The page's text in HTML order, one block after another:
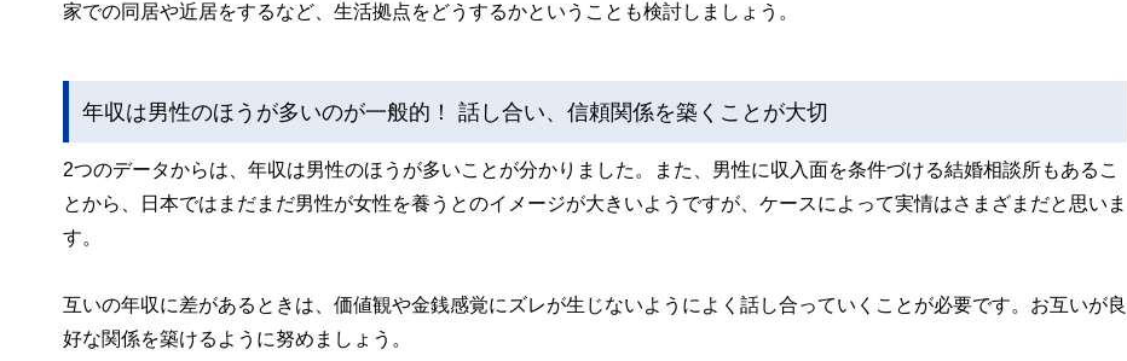
家での同居や近居をするなど、生活拠点をどうするかということも検討しましょう。
年収は男性のほうが多いのが一般的！ 話し合い、信頼関係を築くことが大切
2つのデータからは、年収は男性のほうが多いことが分かりました。また、男性に収入面を条件づける結婚相談所もあるこ
とから、日本ではまだまだ男性が女性を養うとのイメージが大きいようですが、ケースによって実情はさまざまだと思いま
す。
互いの年収に差があるときは、価値観や金銭感覚にズレが生じないようによく話し合っていくことが必要です。お互いが良
好な関係を築けるように努めましょう。